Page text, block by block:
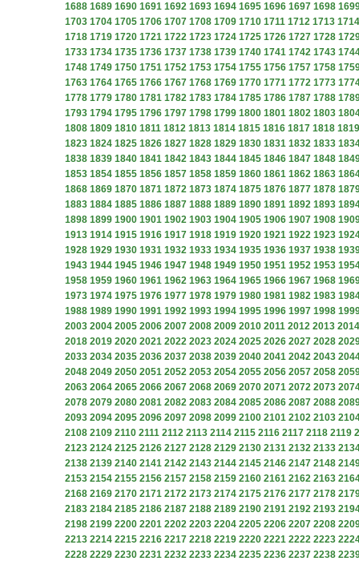
1688 1689 1690 1691 1692 1693 1694 1695 1696 1697 1698
1703 1704 1705 1706 1707 1708 1709 1710 1711 1712 1713 1714
1718 1719 1720 1721 1722 1723 1724 1725 1726 1727 1728
1733 1734 1735 1736 1737 1738 1739 1740 1741 1742 1743
1748 1749 1750 1751 1752 1753 1754 1755 1756 1757 1758
1763 1764 1765 1766 1767 1768 1769 1770 1771 1772 1773
1778 1779 1780 1781 1782 1783 1784 1785 1786 1787 1788
1793 1794 1795 1796 1797 1798 1799 1800 1801 1802 1803
1808 1809 1810 1811 1812 1813 1814 1815 1816 1817 1818 1819
1823 1824 1825 1826 1827 1828 1829 1830 1831 1832 1833
1838 1839 1840 1841 1842 1843 1844 1845 1846 1847 1848
1853 1854 1855 1856 1857 1858 1859 1860 1861 1862 1863
1868 1869 1870 1871 1872 1873 1874 1875 1876 1877 1878
1883 1884 1885 1886 1887 1888 1889 1890 1891 1892 1893
1898 1899 1900 1901 1902 1903 1904 1905 1906 1907 1908
1913 1914 1915 1916 1917 1918 1919 1920 1921 1922 1923
1928 1929 1930 1931 1932 1933 1934 1935 1936 1937 1938
1943 1944 1945 1946 1947 1948 1949 1950 1951 1952 1953
1958 1959 1960 1961 1962 1963 1964 1965 1966 1967 1968
1973 1974 1975 1976 1977 1978 1979 1980 1981 1982 1983
1988 1989 1990 1991 1992 1993 1994 1995 1996 1997 1998
2003 2004 2005 2006 2007 2008 2009 2010 2011 2012 2013 2014
2018 2019 2020 2021 2022 2023 2024 2025 2026 2027 2028
2033 2034 2035 2036 2037 2038 2039 2040 2041 2042 2043
2048 2049 2050 2051 2052 2053 2054 2055 2056 2057 2058
2063 2064 2065 2066 2067 2068 2069 2070 2071 2072 2073
2078 2079 2080 2081 2082 2083 2084 2085 2086 2087 2088
2093 2094 2095 2096 2097 2098 2099 2100 2101 2102 2103
2108 2109 2110 2111 2112 2113 2114 2115 2116 2117 2118 2119
2123 2124 2125 2126 2127 2128 2129 2130 2131 2132 2133
2138 2139 2140 2141 2142 2143 2144 2145 2146 2147 2148
2153 2154 2155 2156 2157 2158 2159 2160 2161 2162 2163
2168 2169 2170 2171 2172 2173 2174 2175 2176 2177 2178
2183 2184 2185 2186 2187 2188 2189 2190 2191 2192 2193
2198 2199 2200 2201 2202 2203 2204 2205 2206 2207 2208
2213 2214 2215 2216 2217 2218 2219 2220 2221 2222 2223
2228 2229 2230 2231 2232 2233 2234 2235 2236 2237 2238